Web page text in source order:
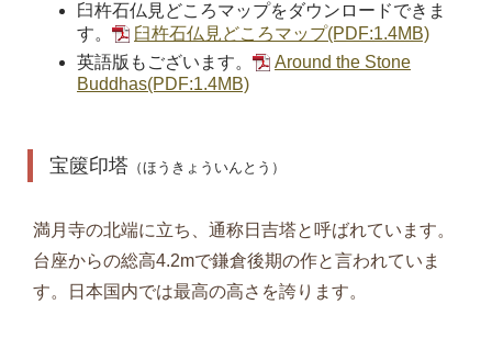
臼杵石仏見どころマップをダウンロードできま
す。
臼杵石仏見どころマップ(PDF:1.4MB)
英語版もございます。
Around the Stone
Buddhas(PDF:1.4MB)
宝篋印塔 （ほうきょういんとう）
満月寺の北端に立ち、通称日吉塔と呼ばれています。
台座からの総高4.2mで鎌倉後期の作と言われていま
す。日本国内では最高の高さを誇ります。